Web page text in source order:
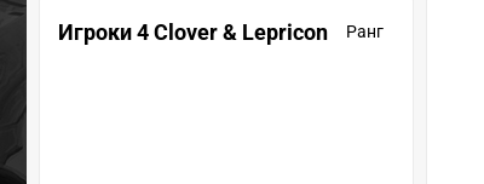
Игроки 4 Clover & Lepricon Ранг